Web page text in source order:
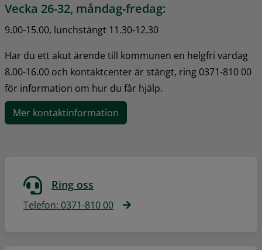
Vecka 26-32, måndag-fredag:
9.00-15.00, lunchstängt 11.30-12.30
Har du ett akut ärende till kommunen en helgfri vardag
8.00-16.00 och kontaktcenter är stängt, ring 0371-810 00
för information om hur du får hjälp.
Mer kontaktinformation
Ring oss
Telefon: 0371-810 00